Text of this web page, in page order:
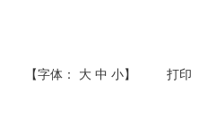
【字体： 大 中 小】 打印